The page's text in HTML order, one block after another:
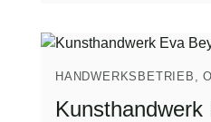
HANDWERKSBETRIEB,
Kunsthandwerk